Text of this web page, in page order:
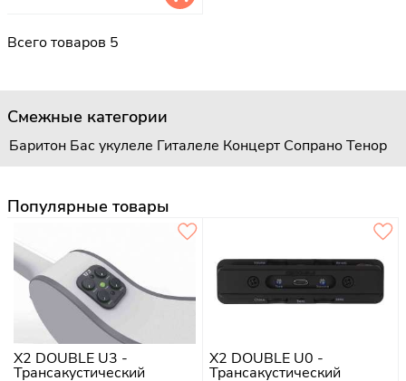
Всего товаров 5
Смежные категории
Баритон Бас укулеле Гиталеле Концерт СопраноТенор
Популярные товары
X2 DOUBLE U3 -
Трансакустический
X2 DOUBLE U0 -
Трансакустический